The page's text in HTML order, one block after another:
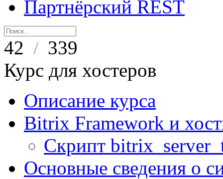
Партнёрский REST
42 / 339
Курс для хостеров
Описание курса
Bitrix Framework и
Скрипт
Основные сведения о